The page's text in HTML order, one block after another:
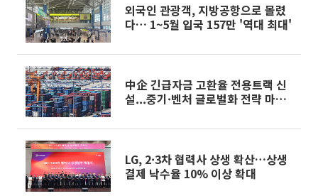
외국인 관광객, 지방공항으로 몰렸
다… 1~5월 입국 157만 '역대 최대'
中企 긴급자금 고환율 전용트랙 신
설...중기·벤처 글로벌화 전략 마련
LG, 2·3차 협력사 상생 확산…상생
결제 낙수율 10% 이상 확대